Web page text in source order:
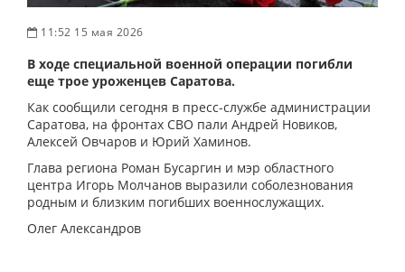
11:52 15 мая 2026
В ходе специальной военной операции погибли
еще трое уроженцев Саратова.
Как сообщили сегодня в пресс-службе администрации
Саратова, на фронтах СВО пали Андрей Новиков,
Алексей Овчаров и Юрий Хаминов.
Глава региона Роман Бусаргин и мэр областного
центра Игорь Молчанов выразили соболезнования
родным и близким погибших военнослужащих.
Олег Александров